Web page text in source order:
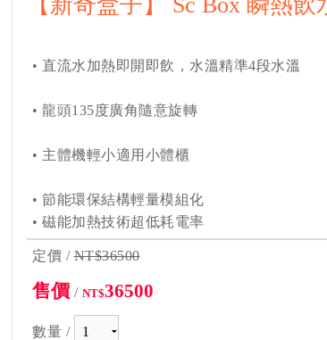
• 直流水加熱即開即飲，水溫精準4段水溫
• 龍頭135度廣角隨意旋轉
• 主體機輕小適用小體櫃
• 節能環保結構輕量模組化
• 磁能加熱技術超低耗電率
定價 /NT$36500
售價 / NT$36500
數量 /